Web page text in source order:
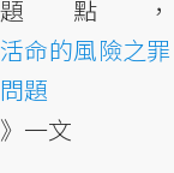
題點
活命的風險之
問題
》一文